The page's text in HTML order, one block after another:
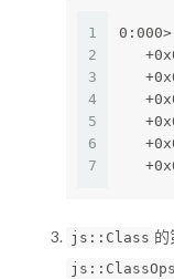
1
2
3
4
5
6
7
js::Class 的
js::ClassOps